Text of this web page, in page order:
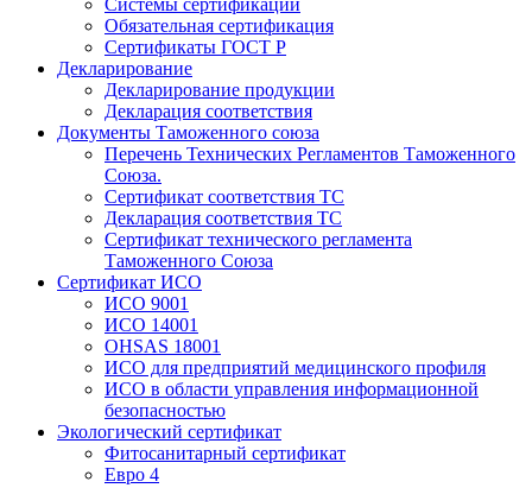
Системы сертификации
Обязательная сертификация
Сертификаты ГОСТ Р
Декларирование
Декларирование продукции
Декларация соответствия
Документы Таможенного союза
Перечень Технических Регламентов Таможенного
Союза.
Сертификат соответствия ТС
Декларация соответствия ТС
Сертификат технического регламента
Таможенного Союза
Сертификат ИСО
ИСО 9001
ИСО 14001
OHSAS 18001
ИСО для предприятий медицинского профиля
ИСО в области управления информационной
безопасностью
Экологический сертификат
Фитосанитарный сертификат
Евро 4